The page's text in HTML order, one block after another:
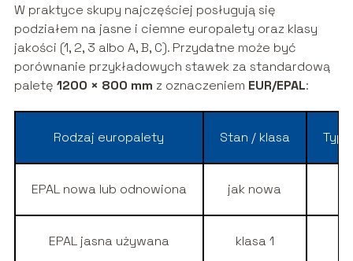
W praktyce skupy najczęściej posługują się
podziałem na jasne i ciemne europalety oraz klasy
jakości (1, 2, 3 albo A, B, C). Przydatne może być
porównanie przykładowych stawek za standardową
paletę 1200 × 800 mm z oznaczeniem EUR/EPAL:
Rodzaj europalety Stan / klasa
EPAL nowa lub odnowiona jak nowa
EPAL jasna używana klasa 1